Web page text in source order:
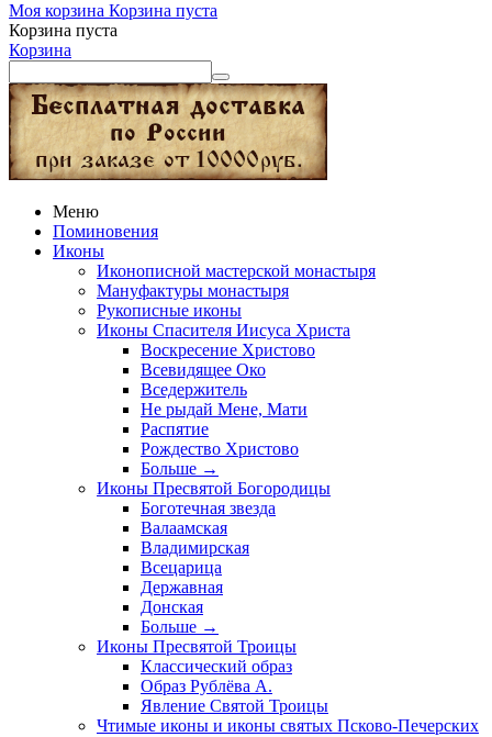
Моя корзина Корзина пуста
Корзина пуста
Корзина
Меню
Поминовения
Иконы
Иконописной мастерской монастыря
Мануфактуры монастыря
Рукописные иконы
Иконы Спасителя Иисуса Христа
Воскресение Христово
Всевидящее Око
Вседержитель
Не рыдай Мене, Мати
Распятие
Рождество Христово
Больше →
Иконы Пресвятой Богородицы
Боготечная звезда
Валаамская
Владимирская
Всецарица
Державная
Донская
Больше →
Иконы Пресвятой Троицы
Классический образ
Образ Рублёва А.
Явление Святой Троицы
Чтимые иконы и иконы святых Псково-Печерских